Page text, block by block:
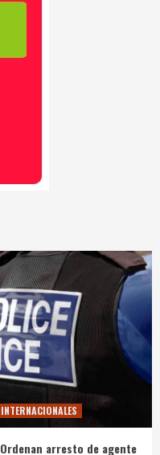
INTERNACIONALES
Ordenan arresto de agente